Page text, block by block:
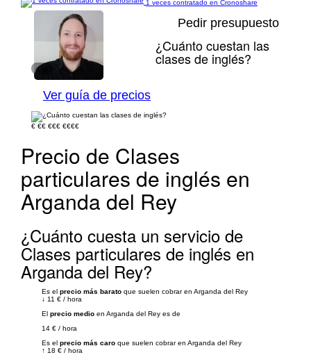
1 veces contratado en Cronoshare
1/1
Pedir presupuesto
¿Cuánto cuestan las
clases de inglés?
Ver guía de precios
€ €€ €€€ €€€€
Precio de Clases
particulares de inglés en
Arganda del Rey
¿Cuánto cuesta un servicio de
Clases particulares de inglés en
Arganda del Rey?
Es el precio más barato que suelen cobrar en Arganda del Rey
↓ 11 € / hora
El precio medio en Arganda del Rey es de
14 € / hora
Es el precio más caro que suelen cobrar en Arganda del Rey
↑ 18 € / hora